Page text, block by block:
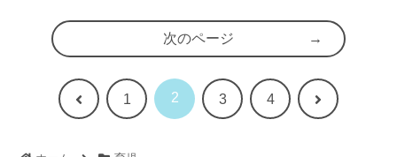
次のページ
前 1 2 3 4 次